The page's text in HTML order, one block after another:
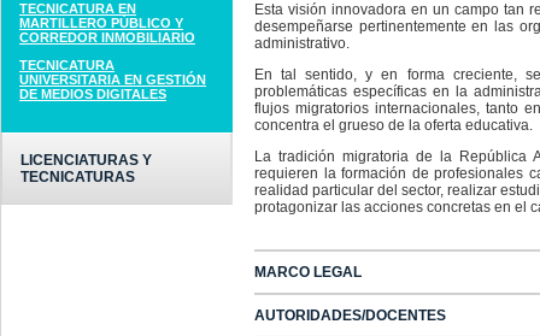
TECNICATURA EN
MARTILLERO PÚBLICO Y
CORREDOR INMOBILIARIO
TECNICATURA
UNIVERSITARIA EN GESTIÓN
DE MEDIOS DIGITALES
LICENCIATURAS Y
TECNICATURAS
Esta visión innovadora en un campo tan
desempeñarse pertinentemente en las
administrativo.
En tal sentido, y en forma creciente,
problemáticas específicas en la
flujos migratorios internacionales, tanto
concentra el grueso de la oferta educativa.
La tradición migratoria de la República
requieren la formación de profesionales
realidad particular del sector, realizar
protagonizar las acciones concretas en el
MARCO LEGAL
AUTORIDADES/DOCENTES